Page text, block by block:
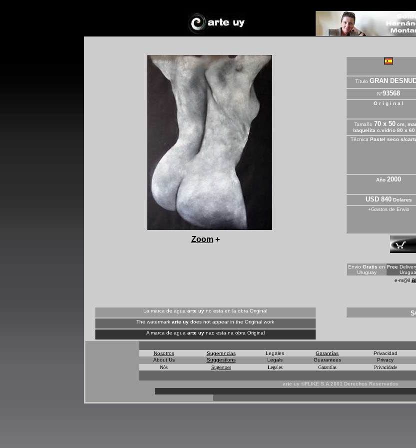
Título GRAN
N°93568
O r i g i n a l
Tamaño 70 x 50 cm,
baquelita c.vidrio 80 x 60
Técnica Pastel seco s/
Año 2000
USD 840 Dolares
+Gastos de Envio
Zoom+
Envio Gratis en
Uruguay
Free
e-m@il
La marca de agua arte uy no esta en la obra Original
The watermark arte uy does not appear in the Original work
A marca de agua arte uynao esta na obra Original
Nosotros Sugerencias Legales Garantías Privacidad
About Us
Suggestions Legals Guarantees Privacy
Nós
Sugestoes Legales Garantías Privacidade
arte uy ©FLIKE S.A.2001 Derechos Reservados